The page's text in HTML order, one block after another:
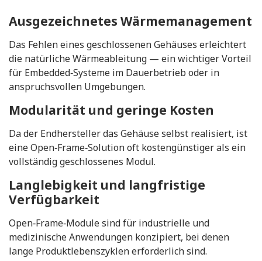
Ausgezeichnetes Wärmemanagement
Das Fehlen eines geschlossenen Gehäuses erleichtert
die natürliche Wärmeableitung — ein wichtiger Vorteil
für Embedded‑Systeme im Dauerbetrieb oder in
anspruchsvollen Umgebungen.
Modularität und geringe Kosten
Da der Endhersteller das Gehäuse selbst realisiert, ist
eine Open‑Frame‑Solution oft kostengünstiger als ein
vollständig geschlossenes Modul.
Langlebigkeit und langfristige
Verfügbarkeit
Open‑Frame‑Module sind für industrielle und
medizinische Anwendungen konzipiert, bei denen
lange Produktlebenszyklen erforderlich sind.